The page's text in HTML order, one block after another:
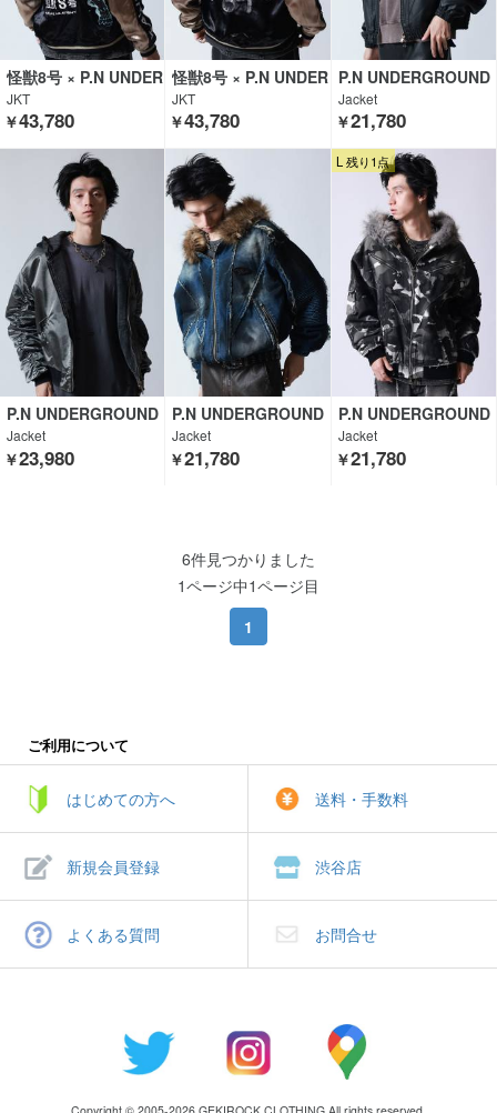
怪獣8号 × P.N UNDER
GROUND
JKT
￥43,780
怪獣8号 × P.N UNDER
GROUND
JKT
￥43,780
P.N UNDERGROUND
Jacket
￥21,780
P.N UNDERGROUND
Jacket
￥23,980
P.N UNDERGROUND
Jacket
￥21,780
L 残り1点
P.N UNDERGROUND
Jacket
￥21,780
6件見つかりました
1ページ中1ページ目
1
ご利用について
はじめての方へ 送料・手数料
新規会員登録 渋谷店
よくある質問 お問合せ